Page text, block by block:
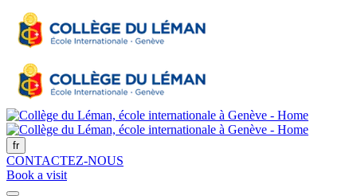
fr
CONTACTEZ-NOUS
Book a visit